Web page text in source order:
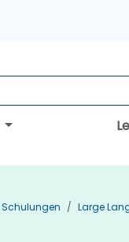
Schulungen Large